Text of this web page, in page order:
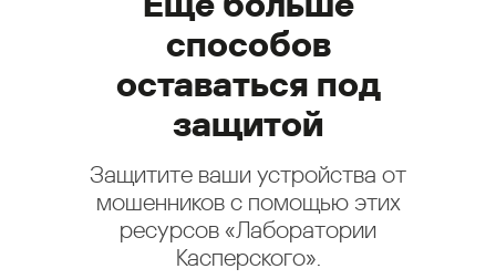
способов
оставаться под
защитой
Защитите ваши устройства от
мошенников с помощью этих
ресурсов «Лаборатории
Касперского».